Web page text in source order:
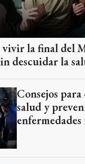
vivir la final del
descuidar la
Consejos
salud y